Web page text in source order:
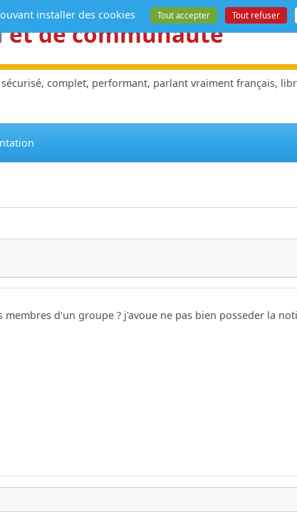
et de communauté
sécurisé, complet, performant, parlant vraiment français,
installer des cookies Tout accepter Tout refuser